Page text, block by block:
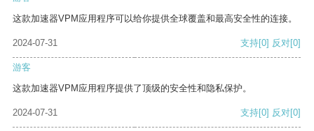
这款加速器VPM应用程序可以给你提供全球覆盖和最高安全性的连接。
2024-07-31 支持[0] 反对[0]
游客
这款加速器VPM应用程序提供了顶级的安全性和隐私保护。
2024-07-31 支持[0] 反对[0]